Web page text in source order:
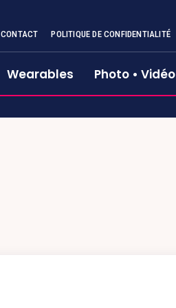
CONTACT POLITIQUE DE CONFIDENTIALITÉ
Wearables Photo • Vidéo